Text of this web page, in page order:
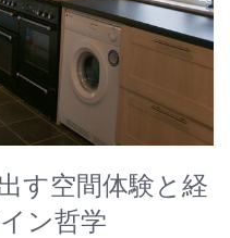
す空間体験と経
ン哲学